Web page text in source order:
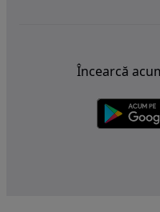
Încearcă